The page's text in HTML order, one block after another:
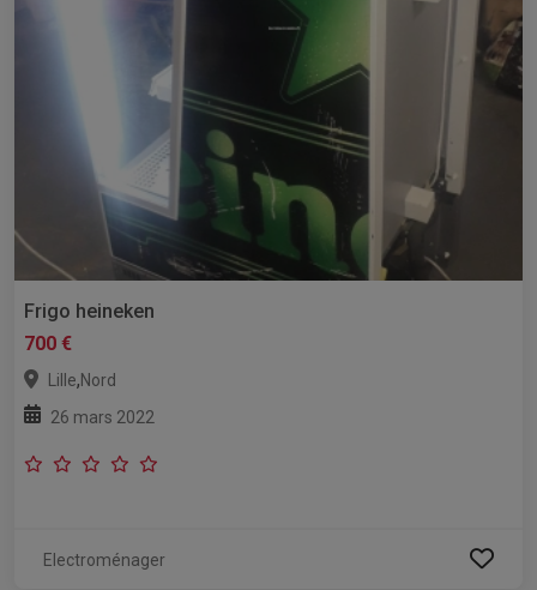
Frigo heineken
700 €
Lille,Nord
26 mars 2022
Electroménager